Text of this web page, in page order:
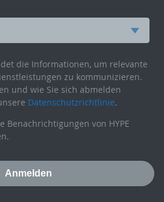
die Informationen, um relevante
zu kommunizieren.
und wie Sie sich abmelden
Datenschutzrichtlinie.
Benachrichtigungen von HYPE